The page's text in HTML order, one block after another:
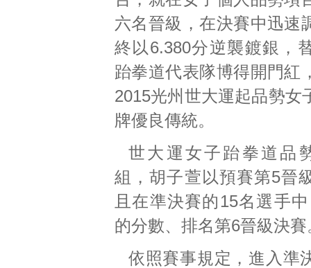
六名晉級，在決賽中迅速
終以6.380分逆襲鍍銀，
跆拳道代表隊博得開門紅
2015光州世大運起品勢女
牌優良傳統。
世大運女子跆拳道品
組，胡子萱以預賽第5晉
且在準決賽的15名選手
的分數、排名第6晉級決賽
依照賽事規定，進入準